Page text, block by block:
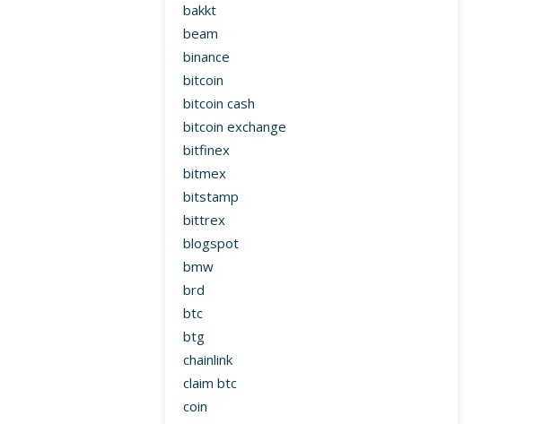
bakkt
beam
binance
bitcoin
bitcoin cash
bitcoin exchange
bitfinex
bitmex
bitstamp
bittrex
blogspot
bmw
brd
btc
btg
chainlink
claim btc
coin